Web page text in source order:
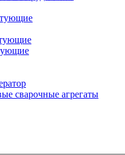
сварочные агрегаты